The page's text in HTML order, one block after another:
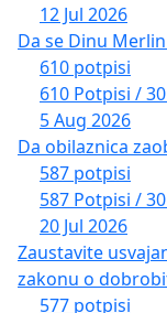
ДЕЦЕНИЈА
БЕЗБЕДНО!
ПОТПИШИТЕ!!!
ГРУПА
МЛАДЕНОВАЦ
АСОЦИЈАЦИЈА
12 Jul 2026
Da se Dinu
610 potpisi
610 Potpisi /
5 Aug 2026
Da obilaznica
587 potpisi
587 Potpisi /
20 Jul 2026
Zaustavite
zakonu o
577 potpisi